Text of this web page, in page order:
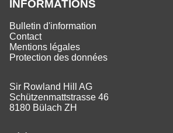
INFORMATIONS
Bulletin d'information
Contact
Mentions légales
Protection des données
Sir Rowland Hill AG
Schützenmattstrasse 46
8180 Bülach ZH